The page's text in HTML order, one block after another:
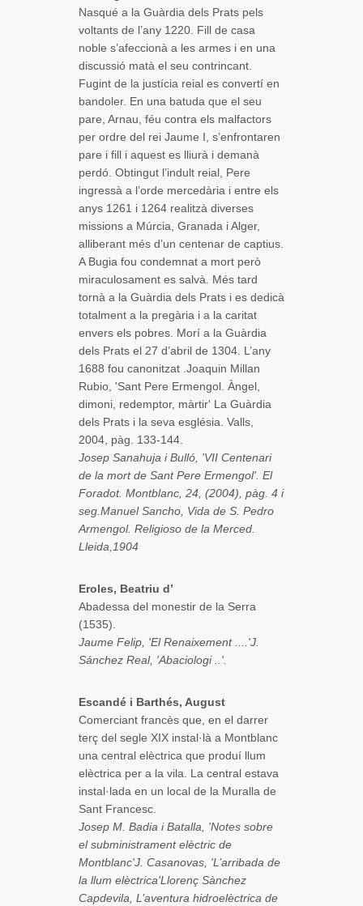
Nasqué a la Guàrdia dels Prats pels
voltants de l’any 1220. Fill de casa
noble s’afeccionà a les armes i en una
discussió matà el seu contrincant.
Fugint de la justícia reial es convertí en
bandoler. En una batuda que el seu
pare, Arnau, féu contra els malfactors
per ordre del rei Jaume I, s’enfrontaren
pare i fill i aquest es lliurà i demanà
perdó. Obtingut l’indult reial, Pere
ingressà a l’orde mercedària i entre els
anys 1261 i 1264 realitzà diverses
missions a Múrcia, Granada i Alger,
alliberant més d’un centenar de captius.
A Bugia fou condemnat a mort però
miraculosament es salvà. Més tard
tornà a la Guàrdia dels Prats i es dedicà
totalment a la pregària i a la caritat
envers els pobres. Morí a la Guàrdia
dels Prats el 27 d’abril de 1304. L’any
1688 fou canonitzat .Joaquin Millan
Rubio, 'Sant Pere Ermengol. Àngel,
dimoni, redemptor, màrtir' La Guàrdia
dels Prats i la seva església. Valls,
2004, pàg. 133-144.
Josep Sanahuja i Bulló, 'VII Centenari
de la mort de Sant Pere Ermengol'. El
Foradot. Montblanc, 24, (2004), pàg. 4 i
seg.Manuel Sancho, Vida de S. Pedro
Armengol. Religioso de la Merced.
Lleida,1904
Eroles, Beatriu d’
Abadessa del monestir de la Serra
(1535).
Jaume Felip, 'El Renaixement ....'J.
Sánchez Real, 'Abaciologi ..'.
Escandé i Barthés, August
Comerciant francès que, en el darrer
terç del segle XIX instal·là a Montblanc
una central elèctrica que produí llum
elèctrica per a la vila. La central estava
instal·lada en un local de la Muralla de
Sant Francesc.
Josep M. Badia i Batalla, 'Notes sobre
el subministrament elèctric de
Montblanc'J. Casanovas, 'L’arribada de
la llum elèctrica'Llorenç Sànchez
Capdevila, L’aventura hidroelèctrica de